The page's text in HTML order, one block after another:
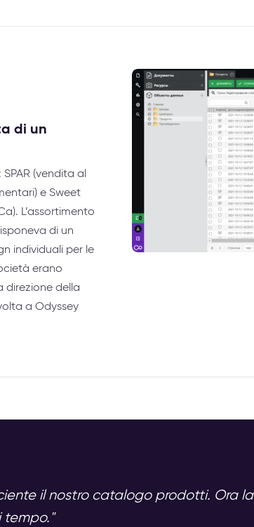
di un
(vendita al
e Sweet
L’assortimento
di un
individuali per le
erano
direzione della
a Odyssey
il nostro catalogo prodotti. Ora
tempo."